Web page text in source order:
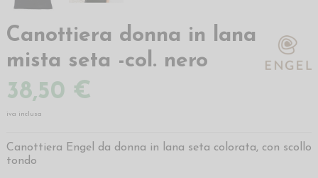
Canottiera donna in lana
mista seta -col. nero
38,50 €
iva inclusa
Canottiera Engel da donna in lana seta colorata, con scollo
tondo